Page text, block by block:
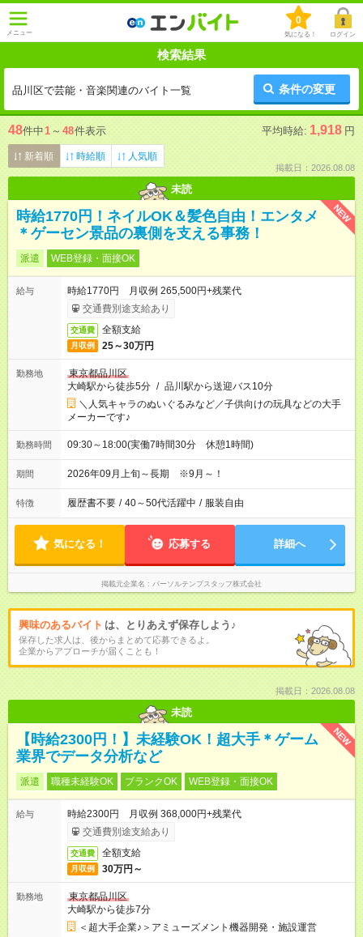
メニュー
0
気になる！ ログイン
検索結果
品川区で芸能・音楽関連のバイト一覧 条件の変更
48件中1 ～ 48件表示 平均時給: 1,918 円
新着順 時給順 人気順
掲載日：2026.08.08
未読
NEW
時給1770円！ネイルOK＆髪色自由！エンタメ
＊ゲーセン景品の裏側を支える事務！
派遣 WEB登録・面接OK
給与
時給1770円 月収例 265,500円+残業代
交通費別途支給あり
交通費 全額支給
月収例 25～30万円
勤務地
東京都品川区
大崎駅から徒歩5分 / 品川駅から送迎バス10分
＼人気キャラのぬいぐるみなど／子供向けの玩具などの大手
メーカーです♪
勤務時間 09:30～18:00(実働7時間30分 休憩1時間)
期間 2026年09月上旬～長期 ※9月～！
特徴 履歴書不要 / 40～50代活躍中 / 服装自由
気になる！ 応募する 詳細へ
掲載元企業名 パーソルテンプスタッフ株式会社
興味のあるバイト は、とりあえず保存しよう♪
保存した求人は、後からまとめて応募できるよ。
企業からアプローチが届くことも！
掲載日：2026.08.08
未読
NEW
【時給2300円！】未経験OK！超大手＊ゲーム
業界でデータ分析など
派遣 職種未経験OK ブランクOK WEB登録・面接OK
給与
時給2300円 月収例 368,000円+残業代
交通費別途支給あり
交通費 全額支給
月収例 30万円～
勤務地
東京都品川区
大崎駅から徒歩7分
＜超大手企業♪＞アミューズメント機器開発・施設運営